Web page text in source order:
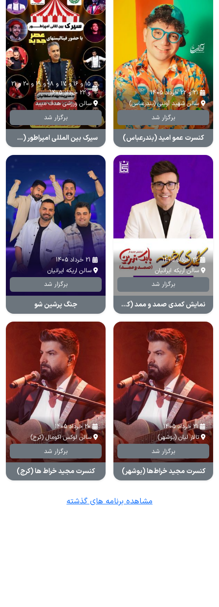
21 و 22 خرداد 1405
سالن شهید آوینی (بندرعباس)
برگزار شد
کنسرت عمو امید (بندرعباس)
15 و 16 و 17 و 18 و 19 و 20 و 21
و 22 خرداد 1405
سالن ورزشی هدف میبد
برگزار شد
سیرک بین المللی امپراطور (میبد)
22 خرداد 1405
سالن اریکه ایرانیان
برگزار شد
نمایش کمدی صمد و ممد (کمدی خونه)
21 خرداد 1405
سالن اریکه ایرانیان
برگزار شد
جنگ پرشین شو
21 خرداد 1405
تالار لیان (بوشهر)
برگزار شد
کنسرت مجید خراط‌ها (بوشهر)
20 خرداد 1405
سالن لوکس اکومال (کرج)
برگزار شد
کنسرت مجید خراط ها (کرج)
مشاهده برنامه های گذشته